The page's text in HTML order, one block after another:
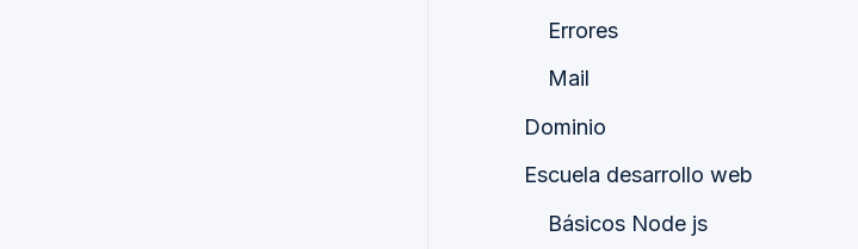
Errores
Mail
Dominio
Escuela desarrollo web
Básicos Node js